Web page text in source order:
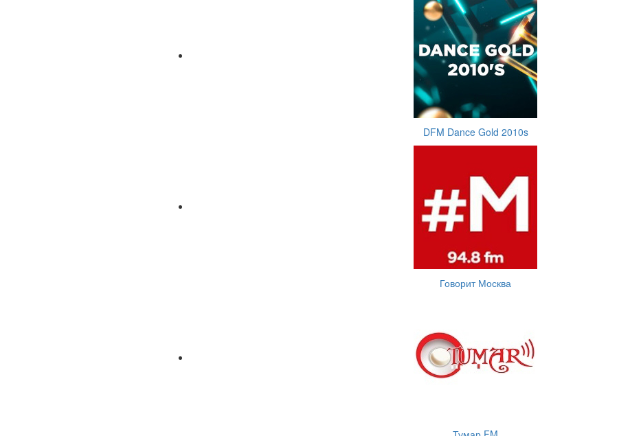
DFM Dance Gold 2010s
Говорит Москва